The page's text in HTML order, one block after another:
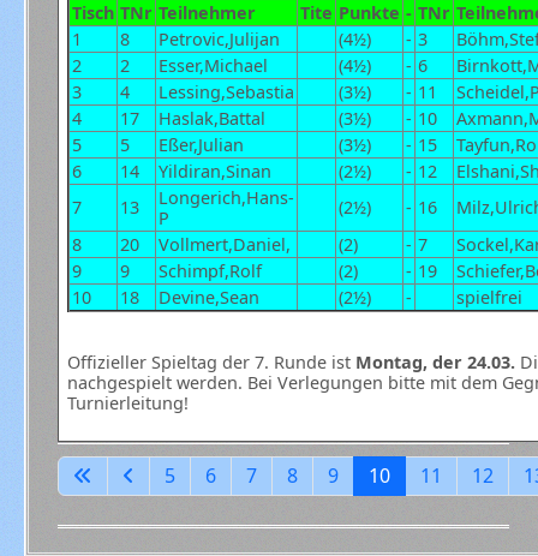
Tisch TNr Teilnehmer Tite Punkte - TNr
1
8 Petrovic,Julijan (4½) - 3
2
2 Esser,Michael (4½) - 6
3
4 Lessing,Sebastia (3½) - 11
4
17 Haslak,Battal (3½) - 10
5
5 Eßer,Julian (3½) - 15
6
14 Yildiran,Sinan (2½) - 12
7
13
Longerich,Hans-
P
(2½) - 16
8
20 Vollmert,Daniel, (2) - 7
9
9 Schimpf,Rolf (2) - 19
10
18 Devine,Sean (2½) - spielfrei
Offizieller Spieltag der 7. Runde ist Montag, der 24.03.
nachgespielt werden. Bei Verlegungen bitte mit dem
Turnierleitung!
5 6 7 8 9 10 11 12